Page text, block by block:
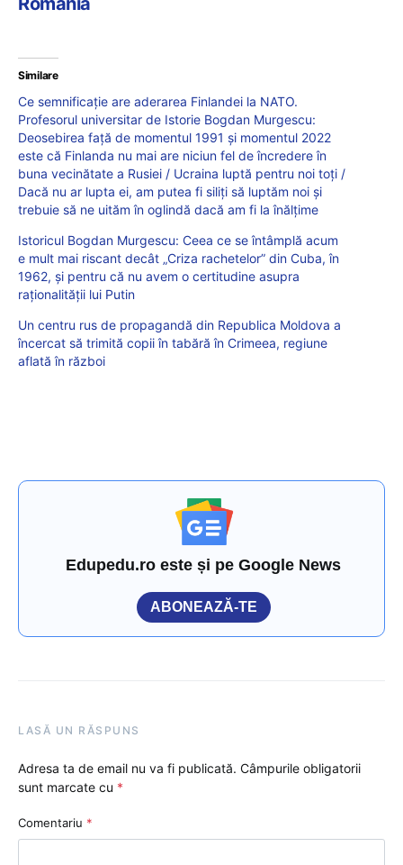
Similare
Ce semnificație are aderarea Finlandei la NATO.
Profesorul universitar de Istorie Bogdan Murgescu:
Deosebirea față de momentul 1991 și momentul 2022
este că Finlanda nu mai are niciun fel de încredere în
buna vecinătate a Rusiei / Ucraina luptă pentru noi toți /
Dacă nu ar lupta ei, am putea fi siliți să luptăm noi și
trebuie să ne uităm în oglindă dacă am fi la înălțime
Istoricul Bogdan Murgescu: Ceea ce se întâmplă acum
e mult mai riscant decât „Criza rachetelor” din Cuba, în
1962, și pentru că nu avem o certitudine asupra
raționalității lui Putin
Un centru rus de propagandă din Republica Moldova a
încercat să trimită copii în tabără în Crimeea, regiune
aflată în război
Edupedu.ro este și pe Google News
ABONEAZĂ-TE
LASĂ UN RĂSPUNS
Adresa ta de email nu va fi publicată. Câmpurile obligatorii
sunt marcate cu *
Comentariu *